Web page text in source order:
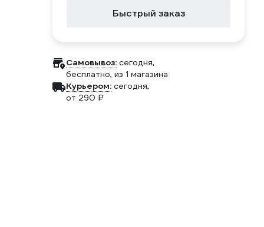
Быстрый заказ
Самовывоз: сегодня,
бесплатно, из 1 магазина
Курьером: сегодня,
от 290 ₽